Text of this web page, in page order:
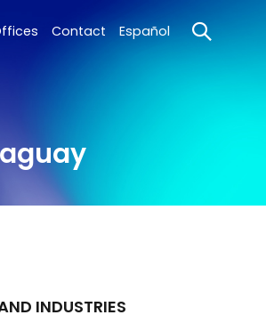
Contact Español
INDUSTRIES